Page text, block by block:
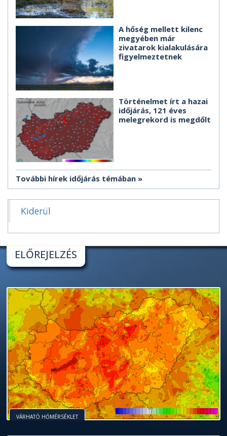
A hőség mellett kilenc
megyében már
zivatarok kialakulására
figyelmeztetnek
Történelmet írt a hazai
időjárás, 121 éves
melegrekord is megdőlt
További hírek időjárás témában
Kiderül
ELŐREJELZÉS
VÁRHATÓ HŐMÉRSÉKLET